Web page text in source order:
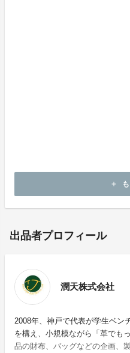
add
出品者プロフィール
潤天株式会社
2008年、神戸で代表が学生ベン
を構え、小規模ながら「革でも
品の財布、バッグなどの企画、